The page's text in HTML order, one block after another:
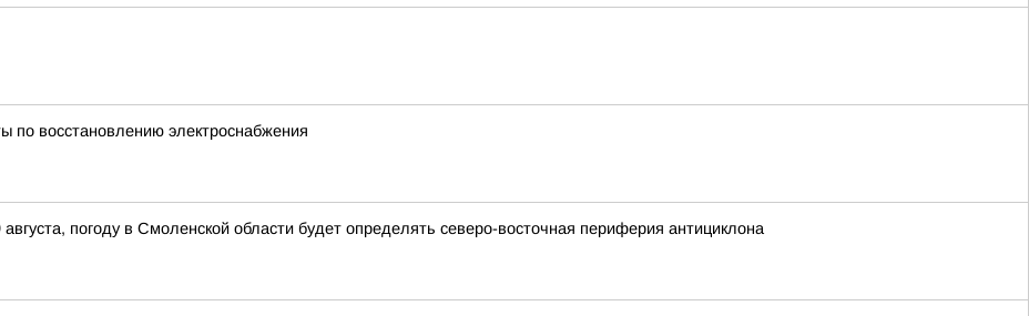
по восстановлению электроснабжения
погоду в Смоленской области будет определять северо-восточная периферия антициклона